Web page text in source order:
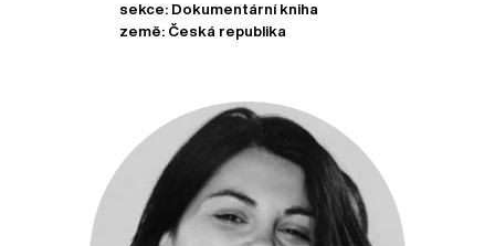
sekce: Dokumentární kniha
země: Česká republika